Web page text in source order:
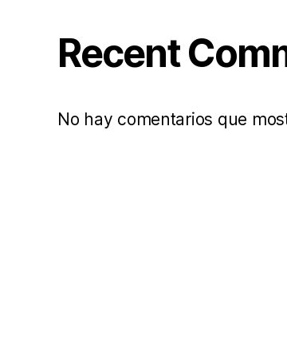
Recent
No hay comentarios que